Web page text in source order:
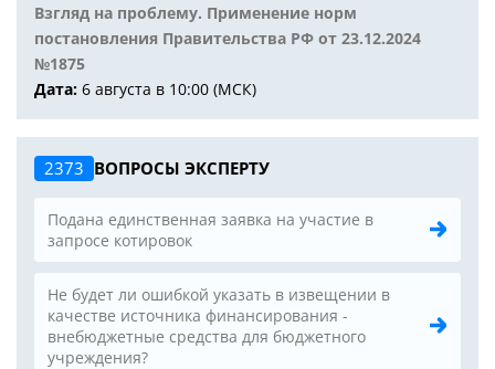
Взгляд на проблему. Применение норм
постановления Правительства РФ от 23.12.2024
№1875
Дата: 6 августа в 10:00 (МСК)
2373 ВОПРОСЫ ЭКСПЕРТУ
Подана единственная заявка на участие в
запросе котировок
Не будет ли ошибкой указать в извещении в
качестве источника финансирования -
внебюджетные средства для бюджетного
учреждения?